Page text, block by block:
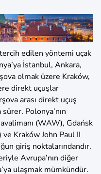
tercih edilen yöntemi uçak
İstanbul, Ankara,
olmak üzere Kraków,
direkt uçuşlar
arası direkt uçuş
Polonya’nın
(WAW), Gdańsk
ve Kraków John Paul II
giriş noktalarındandır.
Avrupa’nın diğer
ulaşmak mümkündür.